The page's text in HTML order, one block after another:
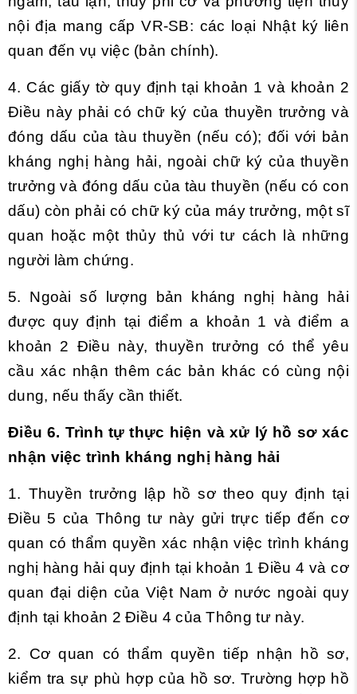
nội địa mang cấp VR-SB: các loại Nhật ký liên
quan đến vụ việc (bản chính).
4. Các giấy tờ quy định tại khoản 1 và khoản 2
Điều này phải có chữ ký của thuyền trưởng và
đóng dấu của tàu thuyền (nếu có); đối với bản
kháng nghị hàng hải, ngoài chữ ký của thuyền
trưởng và đóng dấu của tàu thuyền (nếu có con
dấu) còn phải có chữ ký của máy trưởng, một sĩ
quan hoặc một thủy thủ với tư cách là những
người làm chứng.
5. Ngoài số lượng bản kháng nghị hàng hải
được quy định tại điểm a khoản 1 và điểm a
khoản 2 Điều này, thuyền trưởng có thể yêu
cầu xác nhận thêm các bản khác có cùng nội
dung, nếuthấy cần thiết.
Điều 6. Trình tự thực hiện và xử lý hồ sơ xác
nhận việc trình kháng nghị hàng hải
1. Thuyềntrưởng lập hồ sơ theo quy định tại
Điều 5 của Thông tư này gửi trực tiếp đến cơ
quan có thẩm quyền xác nhận việc trình kháng
nghị hàng hải quy định tại khoản 1 Điều 4 vàcơ
quan đại diện của Việt Nam ở nước ngoài quy
định tại khoản 2 Điều 4của Thông tư này.
2. Cơ quan có thẩm quyền tiếp nhận hồ sơ,
kiểm tra sự phù hợp của hồ sơ. Trường hợp hồ